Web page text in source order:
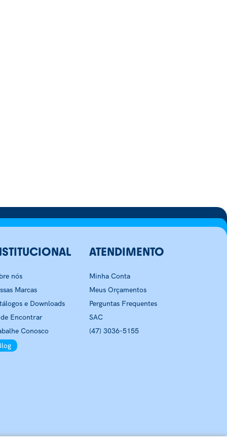
nós
Marcas
e Downloads
Encontrar
Conosco
ATENDIMENTO
Minha Conta
Meus Orçamentos
Perguntas Frequentes
SAC
(47) 3036-5155